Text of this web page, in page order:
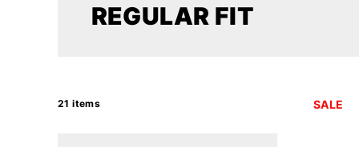
REGULAR FIT
21 items SALE